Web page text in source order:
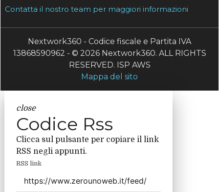
Contatta il nostro team per maggiori informazioni
Nextwork360 - Codice fiscale e Partita IVA
13868590962 - © 2026 Nextwork360. ALL RIGHTS
RESERVED. ISP AWS
Mappa del sito
close
Codice Rss
Clicca sul pulsante per copiare il link
RSS negli appunti.
RSS link